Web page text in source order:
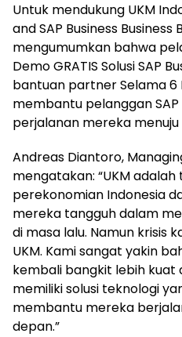
Untuk mendukung UKM
and SAP Business Business
mengumumkan bahwa
Demo GRATIS Solusi SAP
bantuan partner Selama 6
membantu pelanggan
perjalanan mereka menuju
Andreas Diantoro,
mengatakan: “UKM
perekonomian Indonesia
mereka tangguh dalam
di masa lalu. Namun krisis
UKM. Kami sangat yakin
kembali bangkit lebih kuat
memiliki solusi teknologi
membantu mereka
depan.”